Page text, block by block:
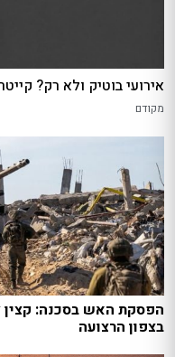
אירועי בוטיק ולא רק?
מקודם
הפסקת האש בסכנה:
בצפון הרצועה